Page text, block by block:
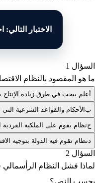
الاختبار
السؤال 1
ما هو المقصود بالنظام
علم يبحث في طرق زيادة الإنتاج
بالأحكام والقواعد الشرعية
جنظام يقوم على الملكية الفردية
نظام تقوم فيه الدولة بتوجيه
السؤال 2
لماذا فشل النظام
بحسب النص؟